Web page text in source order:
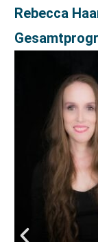
Rebecca